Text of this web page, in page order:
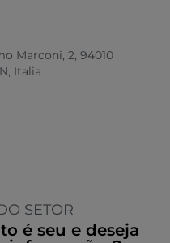
Marconi, 2, 94010
Italia
SETOR
é seu e deseja